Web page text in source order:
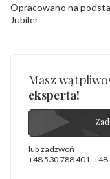
Opracowano na
Jubiler
Masz
eksperta!
lub zadzwoń
+48 530 788 401 +48